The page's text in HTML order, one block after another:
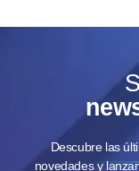
Descubre las
novedades y